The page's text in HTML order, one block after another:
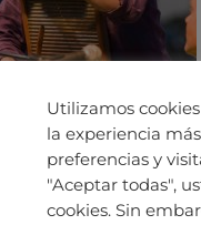
Utilizamos
la experiencia
preferencias y
"Aceptar todas",
cookies. Sin